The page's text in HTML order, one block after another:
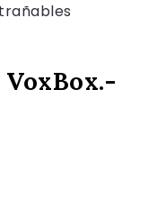
VoxBox.-